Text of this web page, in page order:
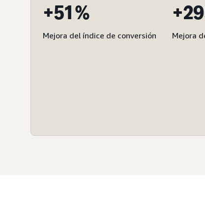
+51 %
Mejora del índice de conversión Mejora